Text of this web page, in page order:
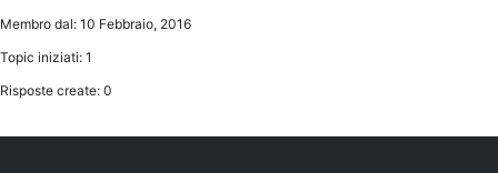
Membro dal: 10 Febbraio, 2016
Topic iniziati: 1
Risposte create: 0